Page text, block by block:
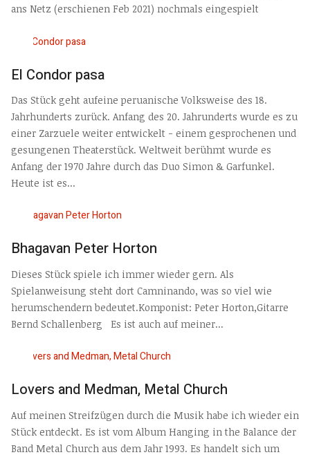
ans Netz (erschienen Feb 2021) nochmals eingespielt
El Condor pasa
Das Stück geht aufeine peruanische Volksweise des 18.
Jahrhunderts zurück. Anfang des 20. Jahrunderts wurde es zu
einer Zarzuele weiter entwickelt - einem gesprochenen und
gesungenen Theaterstück. Weltweit berühmt wurde es
Anfang der 1970 Jahre durch das Duo Simon & Garfunkel.
Heute ist es...
Bhagavan Peter Horton
Dieses Stück spiele ich immer wieder gern. Als
Spielanweisung steht dort Camninando, was so viel wie
herumschendern bedeutet.Komponist: Peter Horton,Gitarre
Bernd Schallenberg Es ist auch auf meiner...
Lovers and Medman, Metal Church
Auf meinen Streifzügen durch die Musik habe ich wieder ein
Stück entdeckt. Es ist vom Album Hanging in the Balance der
Band Metal Church aus dem Jahr 1993. Es handelt sich um